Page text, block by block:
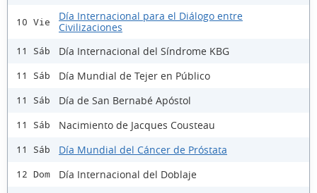
10 Vie
Día Internacional para el Diálogo entre
Civilizaciones
11 Sáb Día Internacional del Síndrome KBG
11 Sáb Día Mundial de Tejer en Público
11 Sáb Día de San Bernabé Apóstol
11 Sáb Nacimiento de Jacques Cousteau
11 Sáb Día Mundial del Cáncer de Próstata
12 Dom
Día Internacional del Doblaje